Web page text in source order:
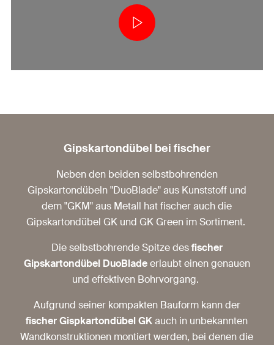
Gipskartondübel bei fischer
Neben den beiden selbstbohrenden
Gipskartondübeln "DuoBlade" aus Kunststoff und
dem "GKM" aus Metall hat fischer auch die
Gipskartondübel GK und GK Green im Sortiment.
Die selbstbohrende Spitze desfischer
Gipskartondübel DuoBladeerlaubt einen genauen
und effektiven Bohrvorgang.
Aufgrund seiner kompakten Bauform kann der
fischer Gispkartondübel GKauch in unbekannten
Wandkonstruktionen montiert werden, bei denen die